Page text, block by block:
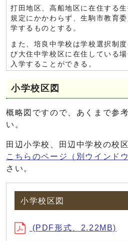
打田地区、高船地区に在住する
規定にかかわらず、生駒市教育
学するものとする。
また、培良中学校は学校選択制
び大住中学校区に在住している
入学することができる。
小学校区図
概略図ですので、あくまで参
い。
田辺小学校、田辺中学校の校
こちらのページ
（別ウインド
さい。
小学校区図
(PDF形式、2.22MB)